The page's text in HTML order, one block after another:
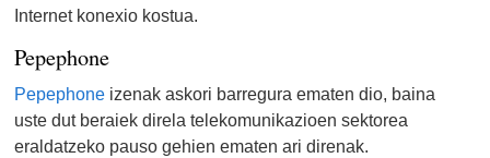
Internet konexio kostua.
Pepephone
Pepephone izenak askori barregura ematen dio, baina
uste dut beraiek direla telekomunikazioen sektorea
eraldatzeko pauso gehien ematen ari direnak.